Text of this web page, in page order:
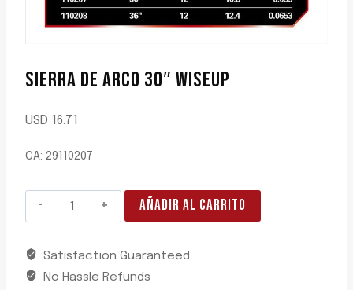
SIERRA DE ARCO 30″ WISEUP
USD 16.71
CA: 29110207
SIERRA
DE
30"
WISEUP
AÑADIR AL CARRITO
Satisfaction Guaranteed
No Hassle Refunds